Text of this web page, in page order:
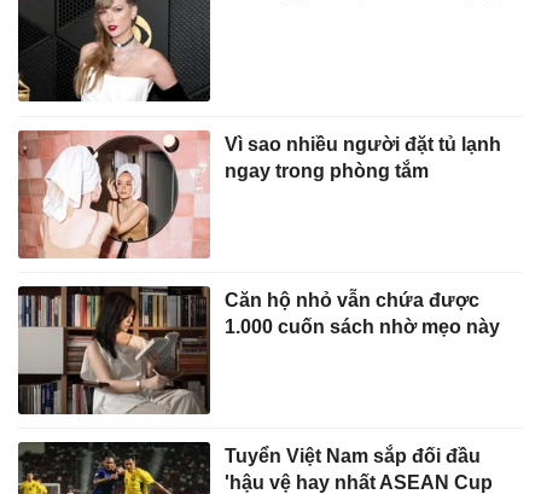
Vì sao nhiều người đặt tủ lạnh
ngay trong phòng tắm
Căn hộ nhỏ vẫn chứa được
1.000 cuốn sách nhờ mẹo này
Tuyển Việt Nam sắp đối đầu
'hậu vệ hay nhất ASEAN Cup